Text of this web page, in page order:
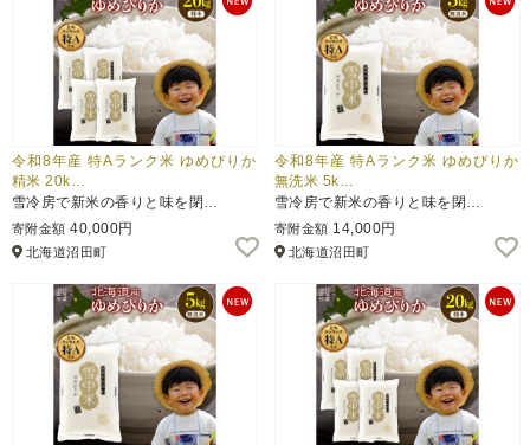
令和8年産 特Aランク米 ゆめぴりか
精米 20k…
雪冷房で新米の香りと味を閉…
寄附金額 40,000円
北海道沼田町
令和8年産 特Aランク米 ゆめぴりか
無洗米 5k…
雪冷房で新米の香りと味を閉…
寄附金額 14,000円
北海道沼田町